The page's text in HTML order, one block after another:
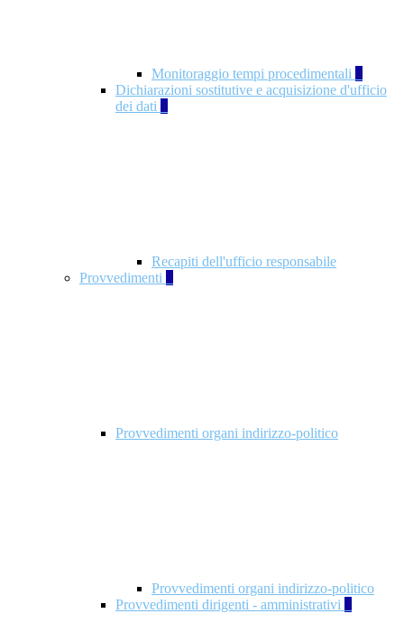
Monitoraggio tempi procedimentali 4
Dichiarazioni sostitutive e acquisizione d'ufficio
dei dati 1
Recapiti dell'ufficio responsabile
Provvedimenti 3
Provvedimenti organi indirizzo-politico
Provvedimenti organi indirizzo-politico
Provvedimenti dirigenti - amministrativi 3